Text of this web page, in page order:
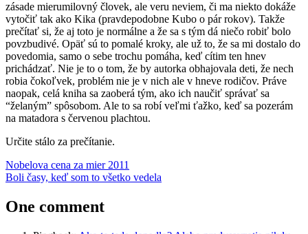
zásade mierumilovný človek, ale veru neviem, či ma niekto dokáže
vytočiť tak ako Kika (pravdepodobne Kubo o pár rokov). Takže
prečítať si, že aj toto je normálne a že sa s tým dá niečo robiť bolo
povzbudivé. Opäť sú to pomalé kroky, ale už to, že sa mi dostalo do
povedomia, samo o sebe trochu pomáha, keď cítim ten hnev
prichádzať. Nie je to o tom, že by autorka obhajovala deti, že nech
robia čokoľvek, problém nie je v nich ale v hneve rodičov. Práve
naopak, celá kniha sa zaoberá tým, ako ich naučiť správať sa
“želaným” spôsobom. Ale to sa robí veľmi ťažko, keď sa pozerám
na matadora s červenou plachtou.
Určite stálo za prečítanie.
disciplínahnevknihyrecenzie
detí
Post
navigation
Previous
Post:
Nobelova cena za mier 2011
Next
Boli časy, keď som to všetko vedela
One comment